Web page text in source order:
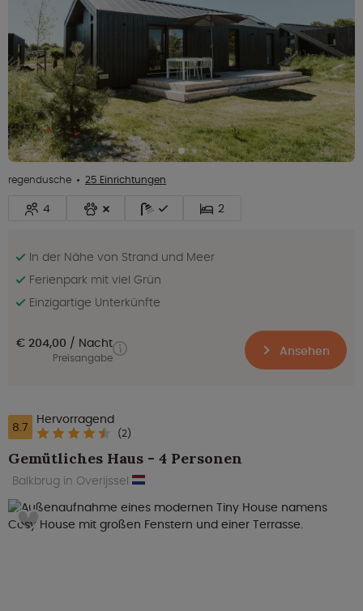
regendusche 25 Einrichtungen
4 2
In der Nähe von Strand und Meer
Ferienpark mit viel Grün
Einzigartige Unterkünfte
€ 204,00 Nacht
Preisangabe Ansehen
8.7 Hervorragend
(2)
Gemütliches Haus - 4 Personen
Balkbrug in Overijssel